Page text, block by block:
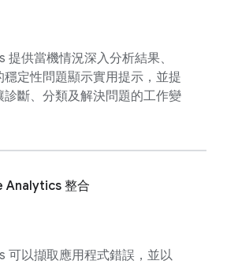
提供當機情況深入分析結果、
穩定性問題顯示實用提示，並提
診斷、分類及解決問題的工作變
Analytics 整合
可以擷取應用程式錯誤，並以